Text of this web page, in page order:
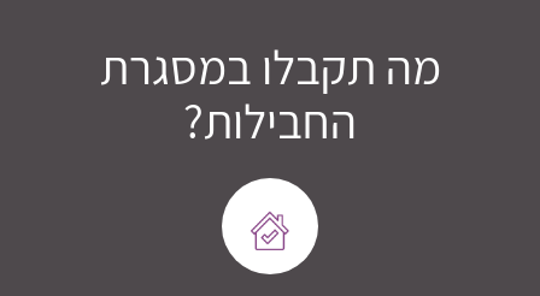
מה תקבלו במסגרת
החבילות?